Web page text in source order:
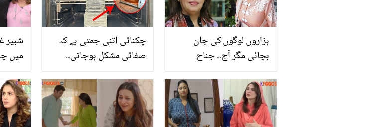
شبیر
میں
کیوں
چکنائی اتنی جمتی ہے کہ
صفائی مشکل ہوجاتی۔۔
کرنے کے بعد یہ ایک کام
کریں، اور اگلی بار صفائی کا
وقت بچائیں
ہزاروں لوگوں کی جان
بچائی مگر آج۔۔ جناح
ڈاکٹر سیمی جمالی کی
حالت تشویشناک، دعا کی
اپیل